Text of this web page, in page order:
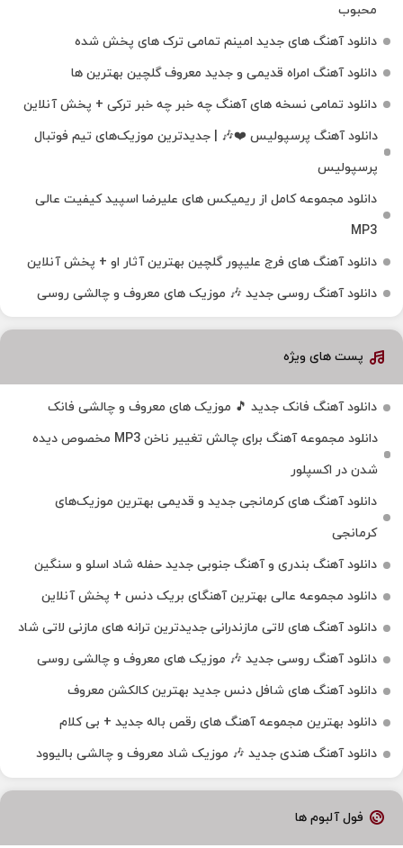
محبوب
دانلود آهنگ های جدید امینم تمامی ترک های پخش شده
دانلود آهنگ امراه قدیمی و جدید معروف گلچین بهترین ها
دانلود تمامی نسخه های آهنگ چه خبر چه خبر ترکی + پخش آنلاین
دانلود آهنگ پرسپولیس ❤️🎶 | جدیدترین موزیک‌های تیم فوتبال
پرسپولیس
دانلود مجموعه کامل از ریمیکس های علیرضا اسپید کیفیت عالی
MP3
دانلود آهنگ های فرج علیپور گلچین بهترین آثار او + پخش آنلاین
دانلود آهنگ روسی جدید 🎶 موزیک‌ های معروف و چالشی روسی
پست های ویژه
دانلود آهنگ فانک جدید 🎵 موزیک‌ های معروف و چالشی فانک
دانلود مجموعه آهنگ برای چالش تغییر ناخن MP3 مخصوص دیده
شدن در اکسپلور
دانلود آهنگ‌ های کرمانجی جدید و قدیمی بهترین موزیک‌های
کرمانجی
دانلود آهنگ بندری و آهنگ جنوبی جدید حفله شاد اسلو و سنگین
دانلود مجموعه عالی بهترین آهنگای بریک دنس + پخش آنلاین
دانلود آهنگ‌ های لاتی مازندرانی جدیدترین ترانه های مازنی لاتی شاد
دانلود آهنگ روسی جدید 🎶 موزیک‌ های معروف و چالشی روسی
دانلود آهنگ های شافل دنس جدید بهترین کالکشن معروف
دانلود بهترین مجموعه آهنگ های رقص باله جدید + بی کلام
دانلود آهنگ هندی جدید 🎶 موزیک شاد معروف و چالشی بالیوود
فول آلبوم ها